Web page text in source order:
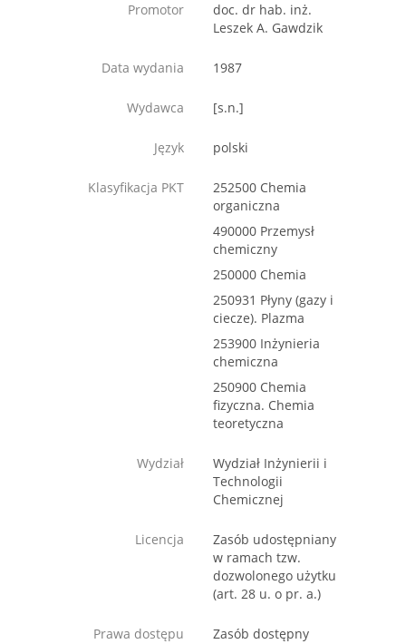
Promotor
doc. dr hab. inż.
Leszek A. Gawdzik
Data wydania 1987
Wydawca [s.n.]
Język polski
Klasyfikacja PKT
252500 Chemia
organiczna
490000 Przemysł
chemiczny
250000 Chemia
250931 Płyny (gazy i
ciecze). Plazma
253900 Inżynieria
chemiczna
250900 Chemia
fizyczna. Chemia
teoretyczna
Wydział
Wydział Inżynierii i
Technologii
Chemicznej
Licencja
Zasób udostępniany
w ramach tzw.
dozwolonego użytku
(art. 28 u. o pr. a.)
Prawa dostępu
Zasób dostępny